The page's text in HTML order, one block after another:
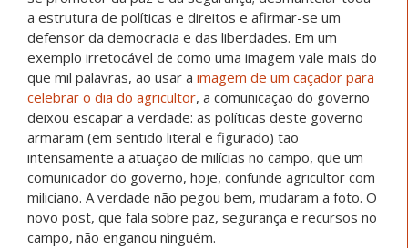
a estrutura de políticas e direitos e afirmar-se um
defensor da democracia e das liberdades. Em um
exemplo irretocável de como uma imagem vale mais do
que mil palavras, ao usar a imagem de um caçador para
celebrar o dia do agricultor, a comunicação do governo
deixou escapar a verdade: as políticas deste governo
armaram (em sentido literal e figurado) tão
intensamente a atuação de milícias no campo, que um
comunicador do governo, hoje, confunde agricultor com
miliciano. A verdade não pegou bem, mudaram a foto. O
novo post, que fala sobre paz, segurança e recursos no
campo, não enganou ninguém.